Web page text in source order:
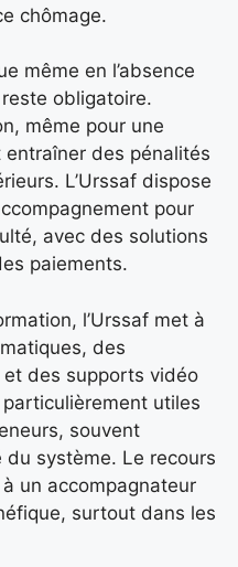
chômage.
même en l’absence
obligatoire.
même pour une
des pénalités
L’Urssaf dispose
pour
avec des solutions
paiements.
l’Urssaf met à
des
des supports vidéo
utiles
souvent
système. Le recours
un accompagnateur
surtout dans les